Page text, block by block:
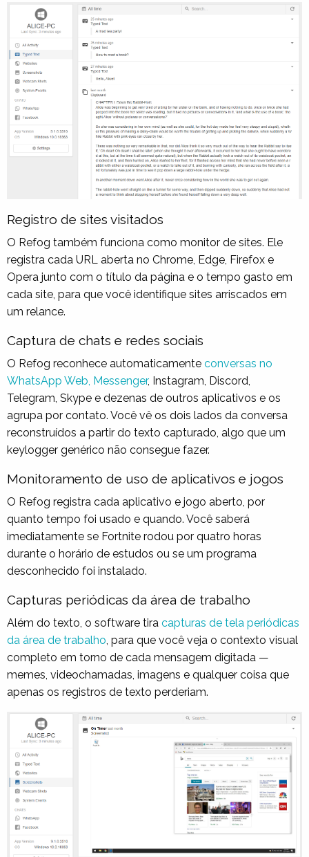
Registro de sites visitados
O Refog também funciona como monitor de sites. Ele
registra cada URL aberta no Chrome, Edge, Firefox e
Opera junto com o título da página e o tempo gasto em
cada site, para que você identifique sites arriscados em
um relance.
Captura de chats e redes sociais
O Refog reconhece automaticamente conversas no
WhatsApp Web, Messenger, Instagram, Discord,
Telegram, Skype e dezenas de outros aplicativos e os
agrupa por contato. Você vê os dois lados da conversa
reconstruídos a partir do texto capturado, algo que um
keylogger genérico não consegue fazer.
Monitoramento de uso de aplicativos e jogos
O Refog registra cada aplicativo e jogo aberto, por
quanto tempo foi usado e quando. Você saberá
imediatamente se Fortnite rodou por quatro horas
durante o horário de estudos ou se um programa
desconhecido foi instalado.
Capturas periódicas da área de trabalho
Além do texto, o software tira capturas de tela periódicas
da área de trabalho, para que você veja o contexto visual
completo em torno de cada mensagem digitada —
memes, videochamadas, imagens e qualquer coisa que
apenas os registros de texto perderiam.